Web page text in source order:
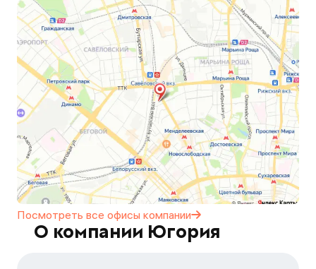
Посмотреть все офисы компании
О компании Югория